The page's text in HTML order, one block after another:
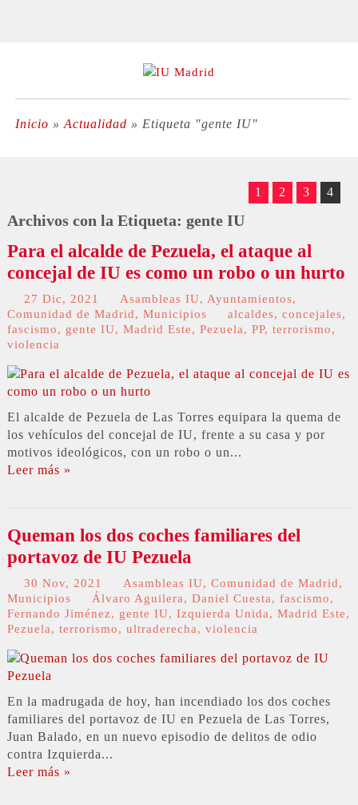
Inicio » Actualidad » Etiqueta "gente IU"
1 2 3 4
Archivos con la Etiqueta: gente IU
Para el alcalde de Pezuela, el ataque al
concejal de IU es como un robo o un hurto
27 Dic, 2021 Asambleas IU, Ayuntamientos,
Comunidad de Madrid, Municipios alcaldes, concejales,
fascismo, gente IU, Madrid Este, Pezuela, PP, terrorismo,
violencia
El alcalde de Pezuela de Las Torres equipara la quema de
los vehículos del concejal de IU, frente a su casa y por
motivos ideológicos, con un robo o un...
Leer más »
Queman los dos coches familiares del
portavoz de IU Pezuela
30 Nov, 2021 Asambleas IU, Comunidad de Madrid,
Municipios
Álvaro Aguilera, Daniel Cuesta, fascismo,
Fernando Jiménez, gente IU, Izquierda Unida, Madrid Este,
Pezuela, terrorismo, ultraderecha, violencia
En la madrugada de hoy, han incendiado los dos coches
familiares del portavoz de IU en Pezuela de Las Torres,
Juan Balado, en un nuevo episodio de delitos de odio
contra Izquierda...
Leer más »